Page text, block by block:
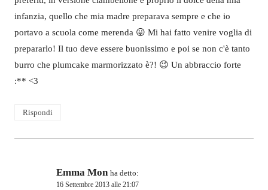
infanzia, quello che mia madre preparava sempre e che io
portavo a scuola come merenda 😛 Mi hai fatto venire voglia di
prepararlo! Il tuo deve essere buonissimo e poi se non c'è tanto
burro che plumcake marmorizzato è?! 😉 Un abbraccio forte
:** <3
Rispondi
Emma Mon ha detto:
16 Settembre 2013 alle 21:07